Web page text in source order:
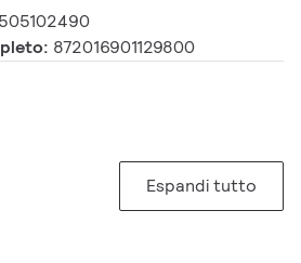
872016901129800
Espandi tutto